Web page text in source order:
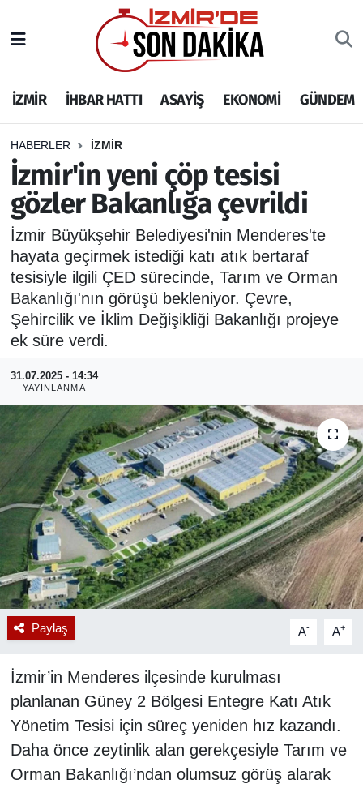
İZMİR İHBAR HATTI ASAYİŞ EKONOMİ GÜNDEM
HABERLER İZMİR
İzmir'in yeni çöp tesisi
gözler Bakanlığa çevrildi
İzmir Büyükşehir Belediyesi'nin Menderes'te
hayata geçirmek istediği katı atık bertaraf
tesisiyle ilgili ÇED sürecinde, Tarım ve Orman
Bakanlığı'nın görüşü bekleniyor. Çevre,
Şehircilik ve İklim Değişikliği Bakanlığı projeye
ek süre verdi.
31.07.2025 - 14:34
YAYINLANMA
Paylaş A- A+
İzmir’in Menderes ilçesinde kurulması
planlanan Güney 2 Bölgesi Entegre Katı Atık
Yönetim Tesisi için süreç yeniden hız kazandı.
Daha önce zeytinlik alan gerekçesiyle Tarım ve
Orman Bakanlığı’ndan olumsuz görüş alarak
İHBAR HATTI
DEPREM
GENEL
EKONOMİ
SİYASET
SPOR
ASAYİŞ
RESMİ REKLAM
İzmir Nöbetçi Eczaneler
İzmir Hava Durumu
İzmir Namaz Vakitleri
İzmir Trafik Yoğunluk Haritası
Puan Durumu ve Fikstür
Tüm Manşetler
Son Dakika Haberleri
Haber Arşivi